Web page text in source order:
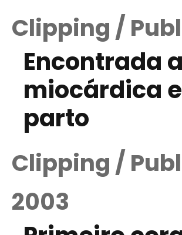
Clipping /
Encontrada
miocárdica
parto
Clipping /
2003